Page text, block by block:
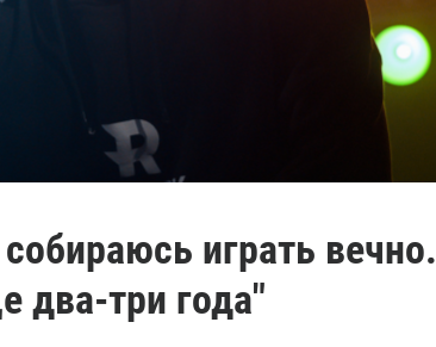
играть вечно.
два-три года"